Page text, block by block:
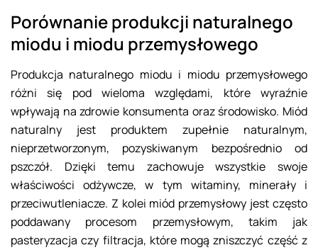
Porównanie produkcji naturalnego
miodu i miodu przemysłowego
Produkcja naturalnego miodu i miodu przemysłowego
różni się pod wieloma względami, które wyraźnie
wpływają na zdrowie konsumenta oraz środowisko. Miód
naturalny jest produktem zupełnie naturalnym,
nieprzetworzonym, pozyskiwanym bezpośrednio od
pszczół. Dzięki temu zachowuje wszystkie swoje
właściwości odżywcze, w tym witaminy, minerały i
przeciwutleniacze. Z kolei miód przemysłowy jest często
poddawany procesom przemysłowym, takim jak
pasteryzacja czy filtracja, które mogą zniszczyć część z